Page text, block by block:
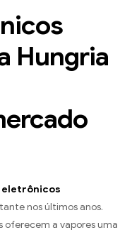
Hungria
nos últimos anos.
oferecem a vapores uma